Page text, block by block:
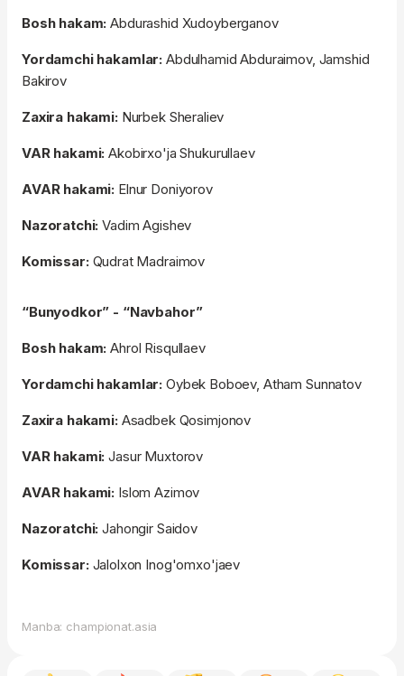
Bosh hakam:Abdurashid Xudoyberganov
Yordamchi hakamlar: Abdulhamid Abduraimov, Jamshid
Bakirov
Zaxira hakami: Nurbek Sheraliev
VAR hakami:Akobirxo'ja Shukurullaev
AVAR hakami: Elnur Doniyorov
Nazoratchi:Vadim Agishev
Komissar: Qudrat Madraimov
“Bunyodkor” - “Navbahor”
Bosh hakam:Ahrol Risqullaev
Yordamchi hakamlar: Oybek Boboev, Atham Sunnatov
Zaxira hakami:Asadbek Qosimjonov
VAR hakami: Jasur Muxtorov
AVAR hakami: Islom Azimov
Nazoratchi: Jahongir Saidov
Komissar: Jalolxon Inog'omxo'jaev
Manba: championat.asia